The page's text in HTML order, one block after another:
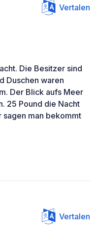
Vertalen
Die Besitzer sind
Duschen waren
Der Blick aufs Meer
25 Pound die Nacht
sagen man bekommt
Vertalen